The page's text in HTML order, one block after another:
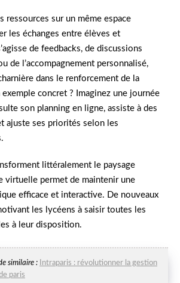
ressources sur un même espace
les échanges entre élèves et
de feedbacks, de discussions
de l’accompagnement personnalisé,
dans le renforcement de la
concret ? Imaginez une journée
son planning en ligne, assiste à des
ajuste ses priorités selon les
littéralement le paysage
virtuelle permet de maintenir une
efficace et interactive. De nouveaux
les lycéens à saisir toutes les
à leur disposition.
similaire :
Intraparis : révolutionner la gestion
paris